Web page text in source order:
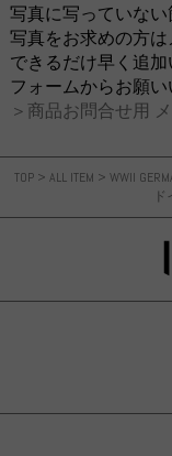
TOP > ALL ITEM > WWII
写真に写っていな
写真をお求めの方は
できるだけ早く追
フォームからお願い
＞商品お問合せ用